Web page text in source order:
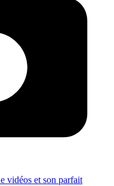
vidéos et son parfait